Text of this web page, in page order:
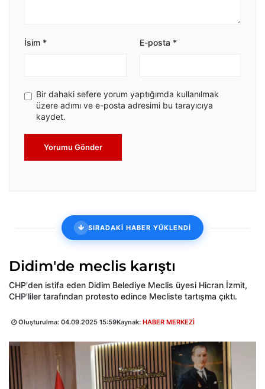
İsim * E-posta *
Bir dahaki sefere yorum yaptığımda kullanılmak
üzere adımı ve e-posta adresimi bu tarayıcıya
kaydet.
Yorumu Gönder
SIRADAKİ HABER YÜKLENDİ
Didim'de meclis karıştı
CHP'den istifa eden Didim Belediye Meclis üyesi Hicran İzmit,
CHP'liler tarafından protesto edince Mecliste tartışma çıktı.
Oluşturulma: 04.09.2025 15:59Kaynak: HABER MERKEZİ